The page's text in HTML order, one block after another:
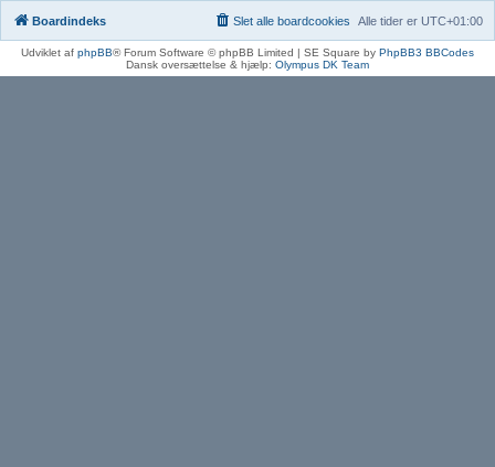
Boardindeks Alle tider er UTC+01:00
Slet alle boardcookies
Udviklet af phpBB® Forum Software © phpBB Limited | SE Square by PhpBB3 BBCodes
Dansk oversættelse & hjælp: Olympus DK Team